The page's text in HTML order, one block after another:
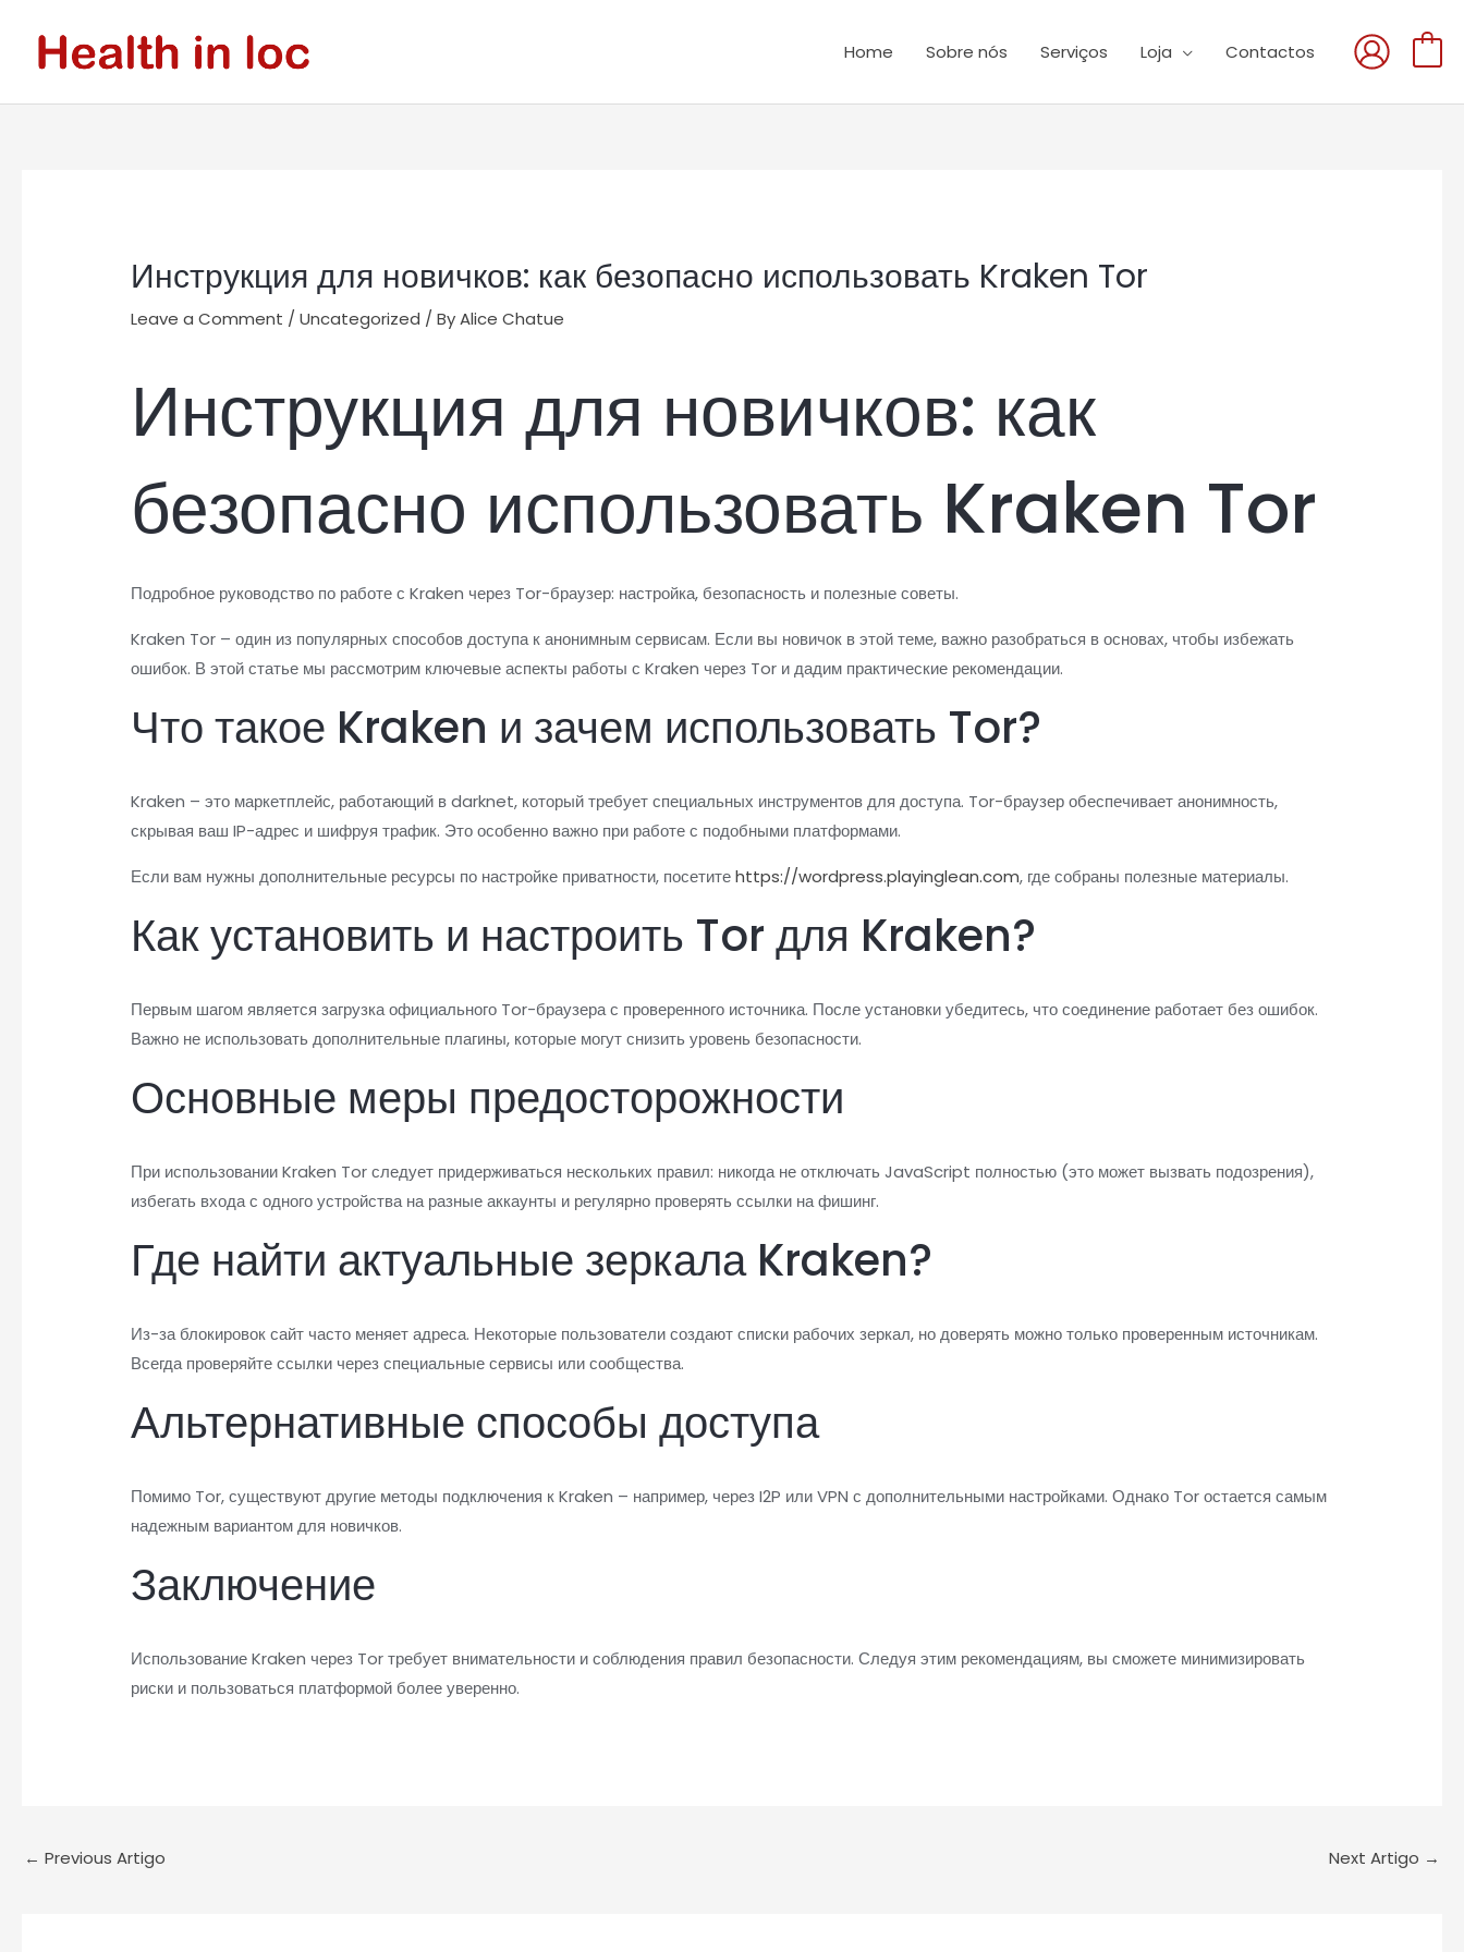
content
Home Sobre nós Serviços Loja Contactos
Инструкция для новичков: как безопасно использовать Kraken Tor
Leave a Comment /Uncategorized / ByAlice Chatue
Инструкция для новичков: как
безопасно использовать Kraken Tor
Подробное руководство по работе с Kraken через Tor-браузер: настройка, безопасность и полезные советы.
Kraken Tor – один из популярных способов доступа к анонимным сервисам. Если вы новичок в этой теме, важно разобраться в основах, чтобы избежать
ошибок. В этой статье мы рассмотрим ключевые аспекты работы с Kraken через Tor и дадим практические рекомендации.
Что такое Kraken и зачем использовать Tor?
Kraken – это маркетплейс, работающий в darknet, который требует специальных инструментов для доступа. Tor-браузер обеспечивает анонимность,
скрывая ваш IP-адрес и шифруя трафик. Это особенно важно при работе с подобными платформами.
Если вам нужны дополнительные ресурсы по настройке приватности, посетитеhttps://wordpress.playinglean.com, где собраны полезные материалы.
Как установить и настроить Tor для Kraken?
Первым шагом является загрузка официального Tor-браузера с проверенного источника. После установки убедитесь, что соединение работает без ошибок.
Важно не использовать дополнительные плагины, которые могут снизить уровень безопасности.
Основные меры предосторожности
При использовании Kraken Tor следует придерживаться нескольких правил: никогда не отключать JavaScript полностью (это может вызвать подозрения),
избегать входа с одного устройства на разные аккаунты и регулярно проверять ссылки на фишинг.
Где найти актуальные зеркала Kraken?
Из-за блокировок сайт часто меняет адреса. Некоторые пользователи создают списки рабочих зеркал, но доверять можно только проверенным источникам.
Всегда проверяйте ссылки через специальные сервисы или сообщества.
Альтернативные способы доступа
Помимо Tor, существуют другие методы подключения к Kraken – например, через I2P или VPN с дополнительными настройками. Однако Tor остается самым
надежным вариантом для новичков.
Заключение
Использование Kraken через Tor требует внимательности и соблюдения правил безопасности. Следуя этим рекомендациям, вы сможете минимизировать
риски и пользоваться платформой более уверенно.
← Previous Artigo Next Artigo →